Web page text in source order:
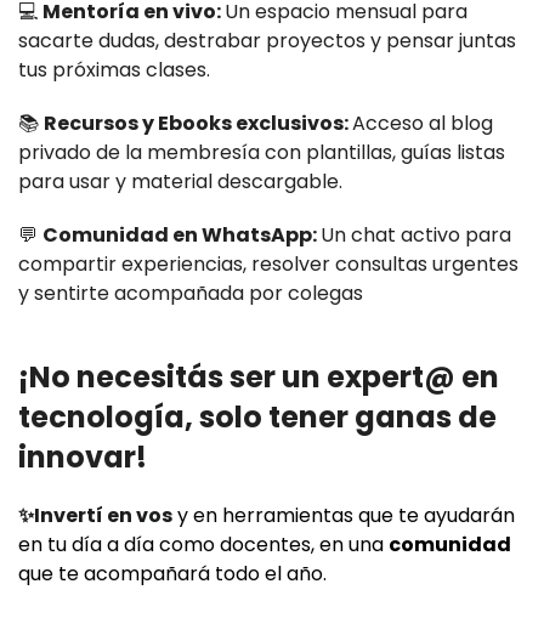
💻 Mentoría en vivo:Un espacio mensual para
sacarte dudas, destrabar proyectos y pensar juntas
tus próximas clases.
📚 Recursos y Ebooks exclusivos:Acceso al blog
privado de la membresía con plantillas, guías listas
para usar y material descargable.
💬 Comunidad en WhatsApp:Un chat activo para
compartir experiencias, resolver consultas urgentes
y sentirte acompañada por colegas
¡No necesitás ser un expert@ en
tecnología, solo tener ganas de
innovar!
✨Invertí en vosy en herramientas que te ayudarán
en tu día a día como docentes, en una comunidad
que te acompañará todo el año.